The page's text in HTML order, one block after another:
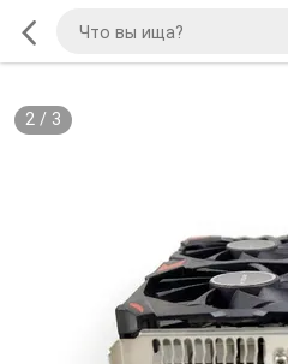
2/ 3